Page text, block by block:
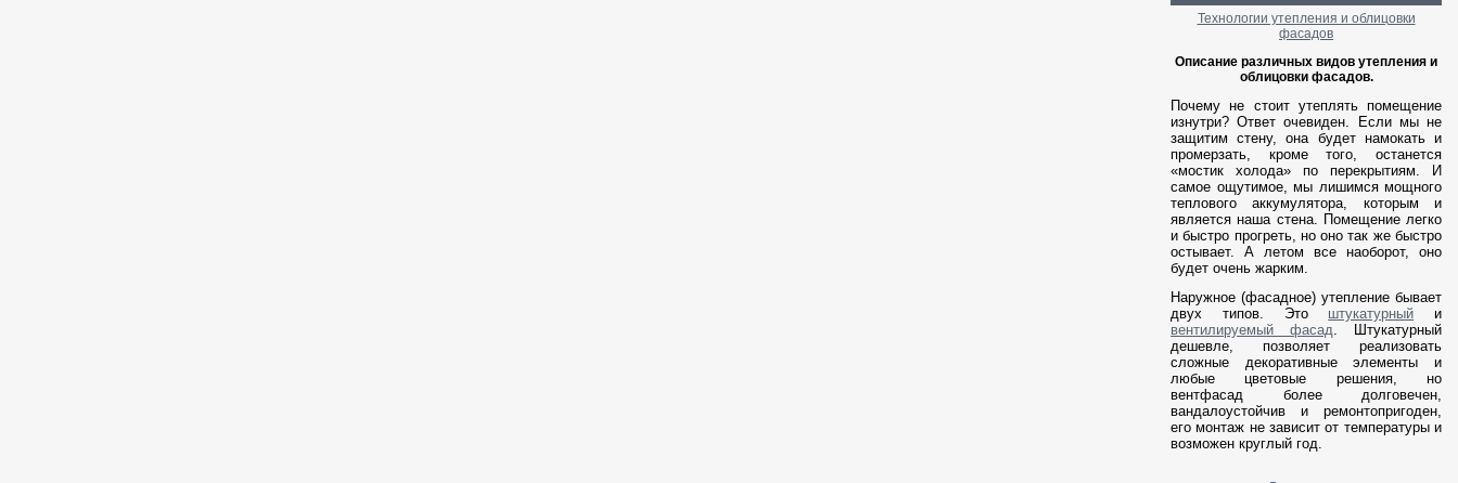
Технологии утепления и облицовки
фасадов
Описание различных видов утепления и
облицовки фасадов.
Почему не стоит утеплять помещение
изнутри? Ответ очевиден. Если мы не
защитим стену, она будет намокать и
промерзать, кроме того, останется
«мостик холода» по перекрытиям. И
самое ощутимое, мы лишимся мощного
теплового аккумулятора, которым и
является наша стена. Помещение легко
и быстро прогреть, но оно так же быстро
остывает. А летом все наоборот, оно
будет очень жарким.
Наружное (фасадное) утепление бывает
двух типов. Это штукатурный и
вентилируемый фасад. Штукатурный
дешевле, позволяет реализовать
сложные декоративные элементы и
любые цветовые решения, но
вентфасад более долговечен,
вандалоустойчив и ремонтопригоден,
его монтаж не зависит от температуры и
возможен круглый год.